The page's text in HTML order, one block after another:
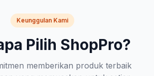
Keunggulan Kami
Pilih ShopPro?
memberikan produk terbaik